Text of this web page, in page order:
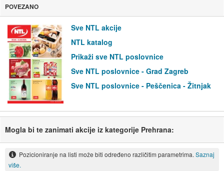
POVEZANO
Sve NTL akcije
NTL katalog
Prikaži sve NTL poslovnice
Sve NTL poslovnice - Grad Zagreb
Sve NTL poslovnice - Peščenica - Žitnjak
Mogla bi te zanimati akcije iz kategorije Prehrana:
Pozicioniranje na listi može biti određeno različitim parametrima. Saznaj
više.